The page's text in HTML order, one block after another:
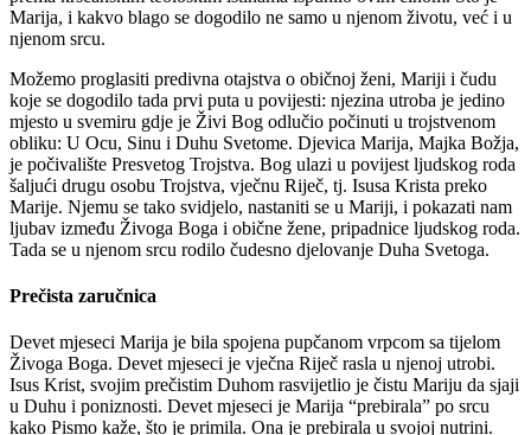
Marija, i kakvo blago se dogodilo ne samo u njenom životu, već i u
njenom srcu.
Možemo proglasiti predivna otajstva o običnoj ženi, Mariji i čudu
koje se dogodilo tada prvi puta u povijesti: njezina utroba je jedino
mjesto u svemiru gdje je Živi Bog odlučio počinuti u trojstvenom
obliku: U Ocu, Sinu i Duhu Svetome. Djevica Marija, Majka Božja,
je počivalište Presvetog Trojstva. Bog ulazi u povijest ljudskog roda
šaljući drugu osobu Trojstva, vječnu Riječ, tj. Isusa Krista preko
Marije. Njemu se tako svidjelo, nastaniti se u Mariji, i pokazati nam
ljubav između Živoga Boga i obične žene, pripadnice ljudskog roda.
Tada se u njenom srcu rodilo čudesno djelovanje Duha Svetoga.
Prečista zaručnica
Devet mjeseci Marija je bila spojena pupčanom vrpcom sa tijelom
Živoga Boga. Devet mjeseci je vječna Riječ rasla u njenoj utrobi.
Isus Krist, svojim prečistim Duhom rasvijetlio je čistu Mariju da sjaji
u Duhu i poniznosti. Devet mjeseci je Marija “prebirala” po srcu
kako Pismo kaže, što je primila. Ona je prebirala u svojoj nutrini.